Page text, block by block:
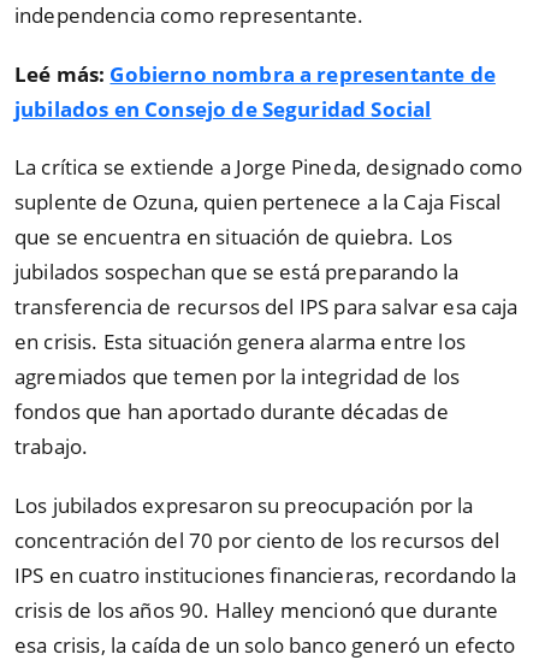
independencia como representante.
Leé más: Gobierno nombra a representante de
jubilados en Consejo de Seguridad Social
La crítica se extiende a Jorge Pineda, designado como
suplente de Ozuna, quien pertenece a la Caja Fiscal
que se encuentra en situación de quiebra. Los
jubilados sospechan que se está preparando la
transferencia de recursos del IPS para salvar esa caja
en crisis. Esta situación genera alarma entre los
agremiados que temen por la integridad de los
fondos que han aportado durante décadas de
trabajo.
Los jubilados expresaron su preocupación por la
concentración del 70 por ciento de los recursos del
IPS en cuatro instituciones financieras, recordando la
crisis de los años 90. Halley mencionó que durante
esa crisis, la caída de un solo banco generó un efecto